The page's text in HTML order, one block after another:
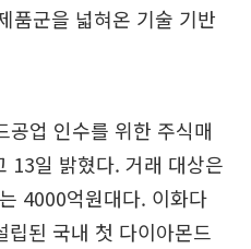
품군을 넓혀온 기술 기반
공업 인수를 위한 주식매
13일 밝혔다. 거래 대상은
4000억원대다. 이화다
된 국내 첫 다이아몬드